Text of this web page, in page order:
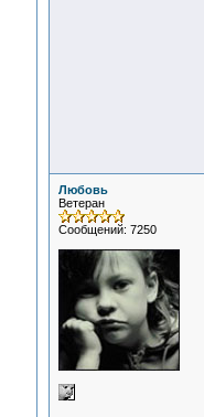
Любовь
Ветеран
Сообщений: 7250